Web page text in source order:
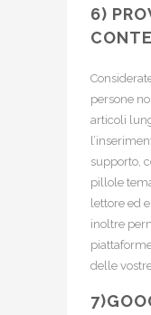
6)
persone
articoli
supporto,
pillole
lettore ed
inoltre
delle